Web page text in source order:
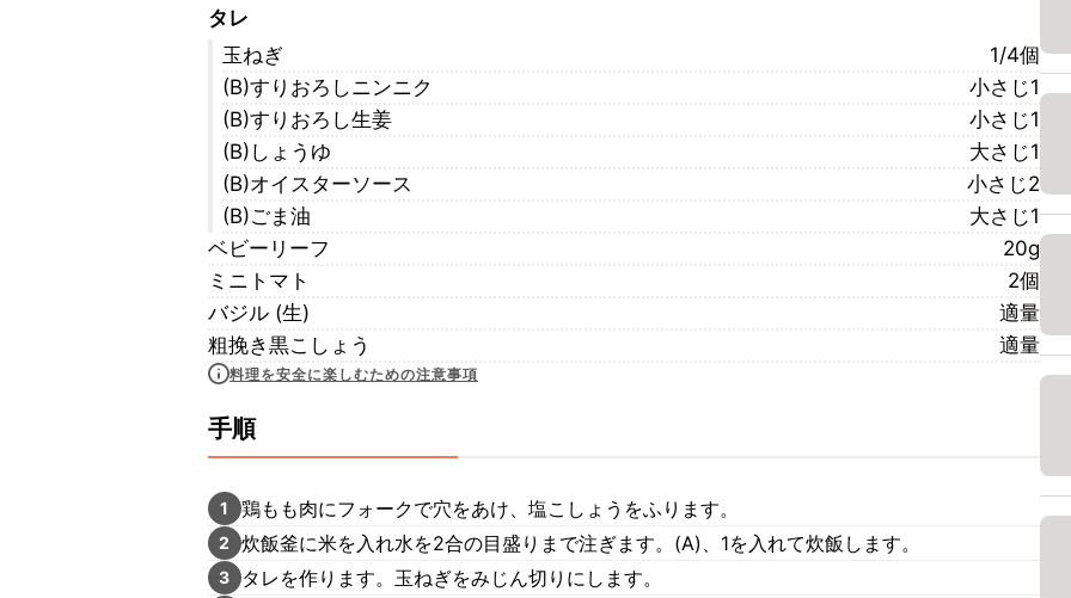
タレ
玉ねぎ
1/4個
(B)すりおろしニンニク
小さじ1
(B)すりおろし生姜
小さじ1
(B)しょうゆ
大さじ1
(B)オイスターソース
小さじ2
(B)ごま油
大さじ1
ベビーリーフ
20g
ミニトマト
2個
バジル (生)
適量
粗挽き黒こしょう
適量
料理を安全に楽しむための注意事項
手順
1 鶏もも肉にフォークで穴をあけ、塩こしょうをふります。
2 炊飯釜に米を入れ水を2合の目盛りまで注ぎます。(A)、1を入れて炊飯します。
3 タレを作ります。玉ねぎをみじん切りにします。